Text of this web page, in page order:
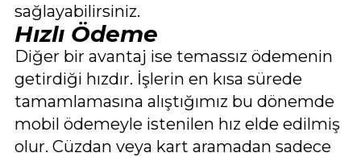
sağlayabilirsiniz.
Hızlı Ödeme
Diğer bir avantaj ise temassız ödemenin
getirdiği hızdır. İşlerin en kısa sürede
tamamlamasına alıştığımız bu dönemde
mobil ödemeyle istenilen hız elde edilmiş
olur. Cüzdan veya kart aramadan sadece